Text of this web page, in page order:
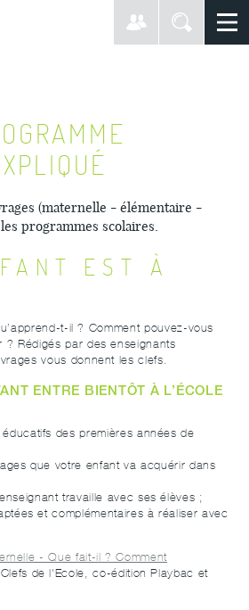
(maternelle - élémentaire -
programmes scolaires.
EST À
t-il ? Comment pouvez-vous
? Rédigés par des enseignants
vous donnent les clefs.
ENTRE BIENTÔT À L’ÉCOLE
des premières années de
que votre enfant va acquérir dans
travaille avec ses élèves ;
et complémentaires à réaliser avec
- Que fait-il ? Comment
de l'Ecole, co-édition Playbac et